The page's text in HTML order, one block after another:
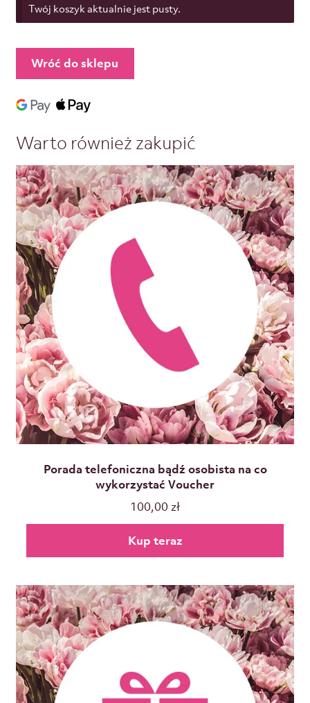
Twój koszyk aktualnie jest pusty.
Wróć do sklepu
Warto również zakupić
Porada telefoniczna bądź osobista na co
wykorzystać Voucher
100,00 zł
Kup teraz